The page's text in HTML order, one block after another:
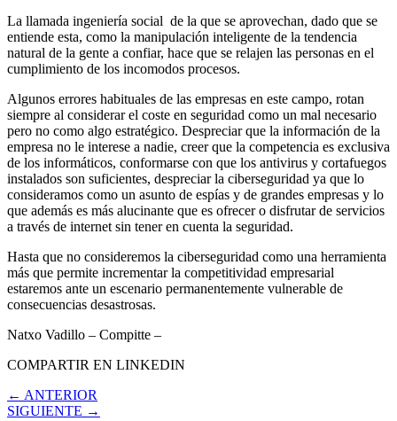
La llamada ingeniería social de la que se aprovechan, dado que se
entiende esta, como la manipulación inteligente de la tendencia
natural de la gente a confiar, hace que se relajen las personas en el
cumplimiento de los incomodos procesos.
Algunos errores habituales de las empresas en este campo, rotan
siempre al considerar el coste en seguridad como un mal necesario
pero no como algo estratégico. Despreciar que la información de la
empresa no le interese a nadie, creer que la competencia es exclusiva
de los informáticos, conformarse con que los antivirus y cortafuegos
instalados son suficientes, despreciar la ciberseguridad ya que lo
consideramos como un asunto de espías y de grandes empresas y lo
que además es más alucinante que es ofrecer o disfrutar de servicios
a través de internet sin tener en cuenta la seguridad.
Hasta que no consideremos la ciberseguridad como una herramienta
más que permite incrementar la competitividad empresarial
estaremos ante un escenario permanentemente vulnerable de
consecuencias desastrosas.
Natxo Vadillo – Compitte –
COMPARTIR EN LINKEDIN
← ANTERIOR
SIGUIENTE →